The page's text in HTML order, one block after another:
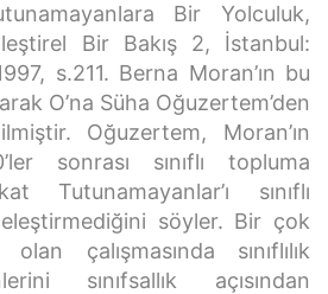
Bir Yolculuk,
Bir Bakış 2, İstanbul:
s.211. Berna Moran’ın bu
O’na Süha Oğuzertem’den
Oğuzertem, Moran’ın
sonrası sınıflı topluma
Tutunamayanlar’ı sınıflı
eleştirmediğini söyler. Bir çok
çalışmasında sınıflılık
sınıfsallık açısından